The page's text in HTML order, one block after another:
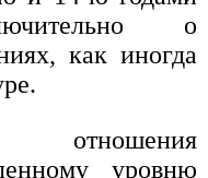
о
как иногда
отношения
уровню